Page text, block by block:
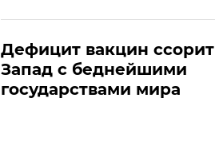
Дефицит вакцин ссорит
Запад с беднейшими
государствами мира